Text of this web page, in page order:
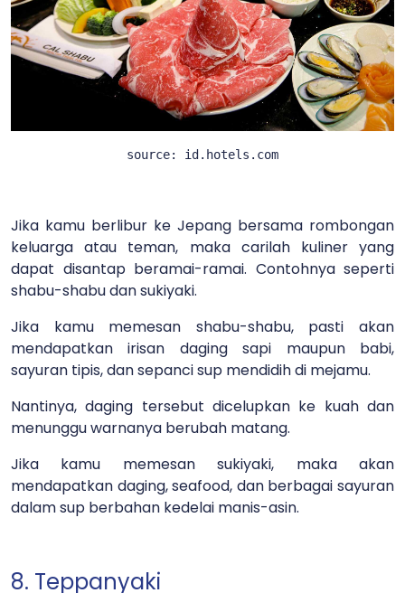
source: id.hotels.com
Jika kamu berlibur ke Jepang bersama rombongan
keluarga atau teman, maka carilah kuliner yang
dapat disantap beramai-ramai. Contohnya seperti
shabu-shabu dan sukiyaki.
Jika kamu memesan shabu-shabu, pasti akan
mendapatkan irisan daging sapi maupun babi,
sayuran tipis, dan sepanci sup mendidih di mejamu.
Nantinya, daging tersebut dicelupkan ke kuah dan
menunggu warnanya berubah matang.
Jika kamu memesan sukiyaki, maka akan
mendapatkan daging, seafood, dan berbagai sayuran
dalam sup berbahan kedelai manis-asin.
8. Teppanyaki